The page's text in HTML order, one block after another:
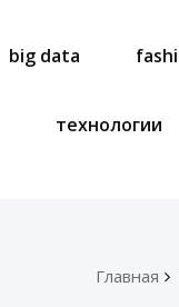
big data
технологии
Главная